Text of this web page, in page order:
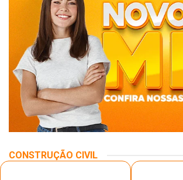
CONSTRUÇÃO CIVIL